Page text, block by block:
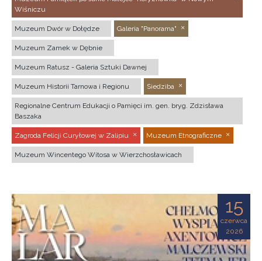
Wiśniczu
Muzeum Dwór w Dołędze Galeria "Panorama"
Muzeum Zamek w Dębnie
Muzeum Ratusz - Galeria Sztuki Dawnej
Muzeum Historii Tarnowa i Regionu Siedziba
Regionalne Centrum Edukacji o Pamięci im. gen. bryg. Zdzisława
Baszaka
Zagroda Felicji Curyłowej w Zalipiu Muzeum Etnograficzne
Muzeum Wincentego Witosa w Wierzchosławicach
15
czerwca
2026